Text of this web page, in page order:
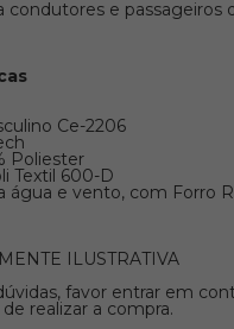
condutores e passageiros
Ce-2206
Poliester
Textil 600-D
água e vento, com Forro
ILUSTRATIVA
favor entrar em
realizar a compra.